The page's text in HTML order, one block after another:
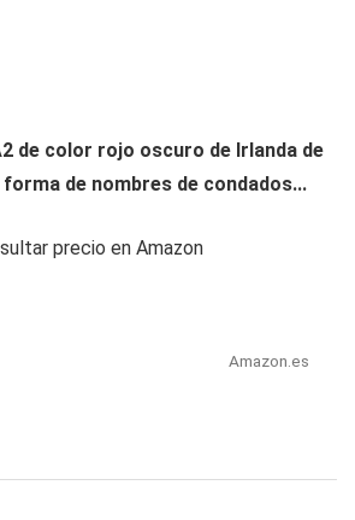
de color rojo oscuro de Irlanda de
de nombres de condados...
precio en Amazon
Amazon.es